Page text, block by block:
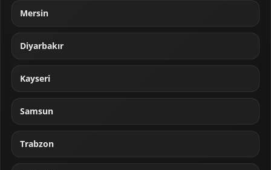
Mersin
Diyarbakır
Kayseri
Samsun
Trabzon